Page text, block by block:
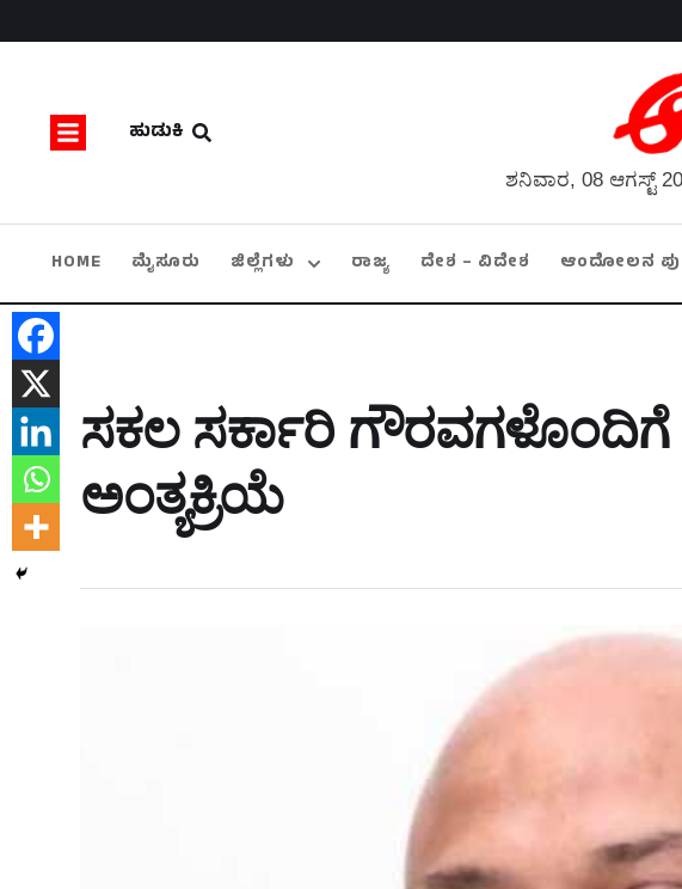
ಹುಡುಕಿ
ಶನಿವಾರ, 08 ಆಗಸ್ಟ್
HOME ಮೈಸೂರು ಜಿಲ್ಲೆಗಳು ರಾಜ್ಯ ದೇಶ – ವಿದೇಶ ಆಂದೋಲನ
ಸಕಲ ಸರ್ಕಾರಿ
ಅಂತ್ಯಕ್ರಿಯೆ